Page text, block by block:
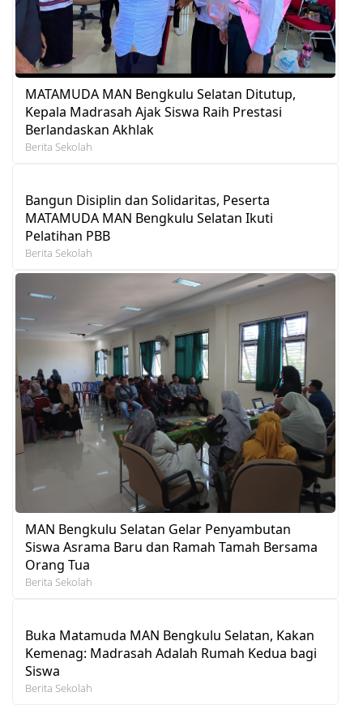
MATAMUDA MAN Bengkulu Selatan Ditutup,
Kepala Madrasah Ajak Siswa Raih Prestasi
Berlandaskan Akhlak
Berita Sekolah
Bangun Disiplin dan Solidaritas, Peserta
MATAMUDA MAN Bengkulu Selatan Ikuti
Pelatihan PBB
Berita Sekolah
MAN Bengkulu Selatan Gelar Penyambutan
Siswa Asrama Baru dan Ramah Tamah Bersama
Orang Tua
Berita Sekolah
Buka Matamuda MAN Bengkulu Selatan, Kakan
Kemenag: Madrasah Adalah Rumah Kedua bagi
Siswa
Berita Sekolah